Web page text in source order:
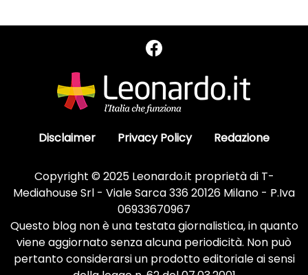
Disclaimer Privacy Policy Redazione
Copyright © 2025 Leonardo.it proprietà di T-
Mediahouse Srl - Viale Sarca 336 20126 Milano - P.Iva
06933670967
Questo blog non è una testata giornalistica, in quanto
viene aggiornato senza alcuna periodicità. Non può
pertanto considerarsi un prodotto editoriale ai sensi